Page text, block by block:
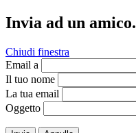
Invia ad un amico.
Chiudi finestra
Email a
Il tuo nome
La tua email
Oggetto